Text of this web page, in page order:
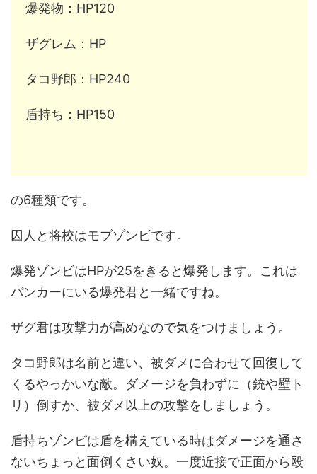
爆発物：HP120
ザグレム：HP
タコ野郎：HP240
盾持ち：HP150
の6種類です。
囚人と将校はモブゾンビです。
爆発ゾンビはHPが25をきると爆発します。これは
バンカーにいる爆発君と一緒ですね。
ザグ君は攻撃力が高めなので気をつけましょう。
タコ野郎は名前と違い、被ダメに合わせて回復して
くるやっかいな敵。ダメージを負わずに（銃や壁ト
リ）倒すか、被ダメ以上の攻撃をしましょう。
盾持ちゾンビは盾を構えている時はダメージを通さ
ないちょっと面倒くさい奴。一度近接で正面から殴